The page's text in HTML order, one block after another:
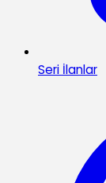
Seri İlanlar